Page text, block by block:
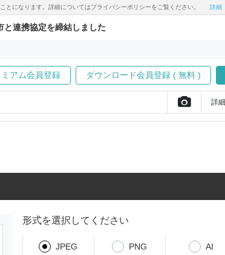
になります。詳細についてはプライバシーポリシーをご覧ください。 詳細
連携協定を締結しました
アム会員登録 ダウンロード会員登録 ( 無料 )
詳細
形式を選択してください
JPEG PNG AI